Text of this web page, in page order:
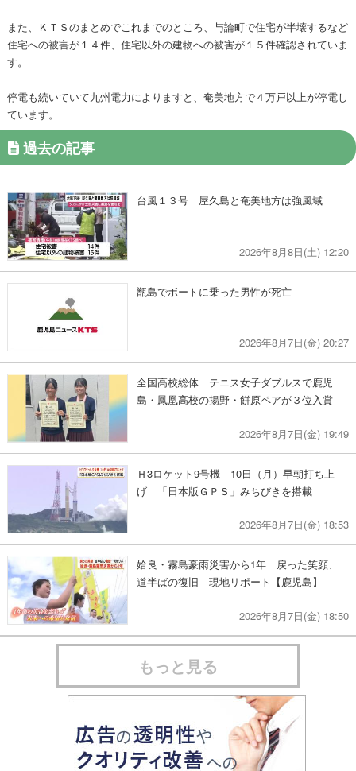
また、ＫＴＳのまとめでこれまでのところ、与論町で住宅が半壊するなど
住宅への被害が１４件、住宅以外の建物への被害が１５件確認されていま
す。
停電も続いていて九州電力によりますと、奄美地方で４万戸以上が停電し
ています。
過去の記事
台風１３号 屋久島と奄美地方は強風域
2026年8月8日(土) 12:20
甑島でボートに乗った男性が死亡
2026年8月7日(金) 20:27
全国高校総体 テニス女子ダブルスで鹿児
島・鳳凰高校の揚野・餅原ペアが３位入賞
2026年8月7日(金) 19:49
Ｈ3ロケット9号機 10日（月）早朝打ち上
げ 「日本版ＧＰＳ」みちびきを搭載
2026年8月7日(金) 18:53
姶良・霧島豪雨災害から1年 戻った笑顔、
道半ばの復旧 現地リポート【鹿児島】
2026年8月7日(金) 18:50
もっと見る